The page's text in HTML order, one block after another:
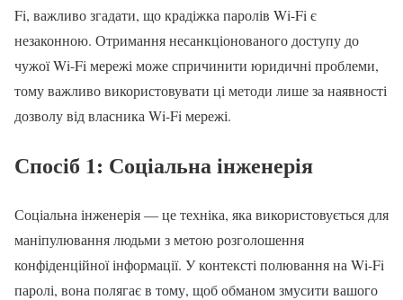
Fi, важливо згадати, що крадіжка паролів Wi-Fi є
незаконною. Отримання несанкціонованого доступу до
чужої Wi-Fi мережі може спричинити юридичні проблеми,
тому важливо використовувати ці методи лише за наявності
дозволу від власника Wi-Fi мережі.
Спосіб 1: Соціальна інженерія
Соціальна інженерія — це техніка, яка використовується для
маніпулювання людьми з метою розголошення
конфіденційної інформації. У контексті полювання на Wi-Fi
паролі, вона полягає в тому, щоб обманом змусити вашого